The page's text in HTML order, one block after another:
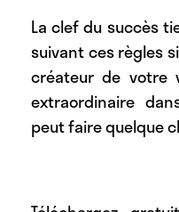
La clef du succès
suivant ces règles
créateur de votre
extraordinaire
peut faire quelque